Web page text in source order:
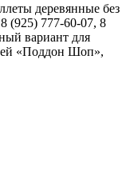
деревянные без
(925) 777-60-07, 8
вариант для
«Поддон Шоп»,